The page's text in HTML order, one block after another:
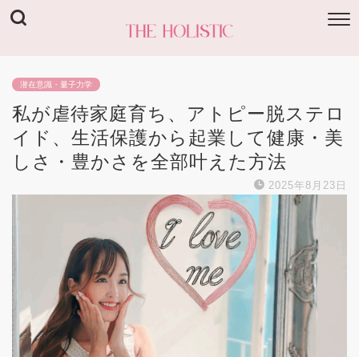
潜在意識・量子力学
私が虐待家庭育ち、アトピー脱ステロ
イド、生活保護から起業して健康・美
しさ・豊かさを全部叶えた方法
2025年8月23日